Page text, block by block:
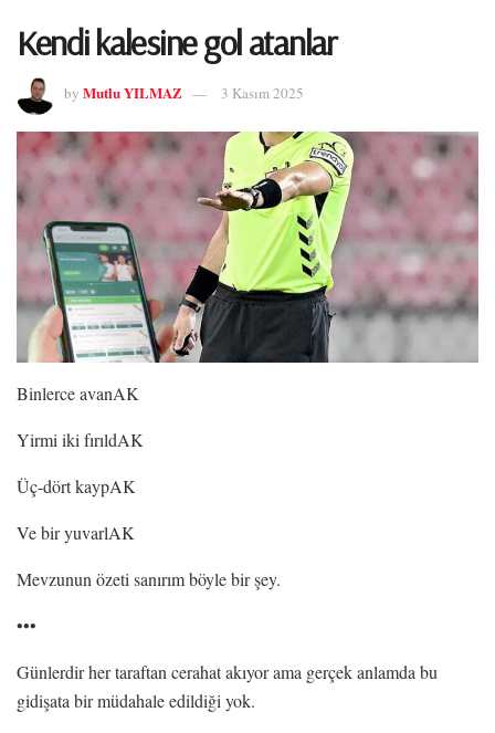
Kendi kalesine gol atanlar
by Mutlu YILMAZ 3 Kasım 2025
Binlerce avanAK
Yirmi iki fırıldAK
Üç-dört kaypAK
Ve bir yuvarlAK
Mevzunun özeti sanırım böyle bir şey.
•••
Günlerdir her taraftan cerahat akıyor ama gerçek anlamda bu
gidişata bir müdahale edildiği yok.